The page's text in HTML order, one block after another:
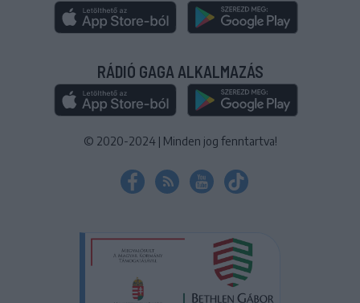
RÁDIÓ GAGA ALKALMAZÁS
© 2020-2024 | Minden jog fenntartva!